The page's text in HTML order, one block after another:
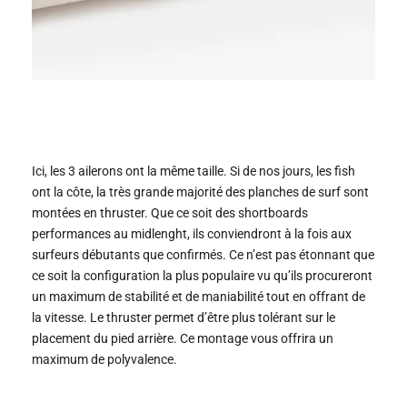
Ici, les 3 ailerons ont la même taille. Si de nos jours, les fish
ont la côte, la très grande majorité des planches de surf sont
montées en thruster. Que ce soit des shortboards
performances au midlenght, ils conviendront à la fois aux
surfeurs débutants que confirmés. Ce n’est pas étonnant que
ce soit la configuration la plus populaire vu qu’ils procureront
un maximum de stabilité et de maniabilité tout en offrant de
la vitesse. Le thruster permet d’être plus tolérant sur le
placement du pied arrière. Ce montage vous offrira un
maximum de polyvalence.